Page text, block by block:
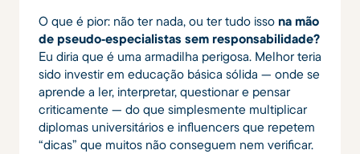
O que é pior: não ter nada, ou ter tudo isso na mão
de pseudo‑especialistas sem responsabilidade?
Eu diria que é uma armadilha perigosa. Melhor teria
sido investir em educação básica sólida — onde se
aprende a ler, interpretar, questionar e pensar
criticamente — do que simplesmente multiplicar
diplomas universitários e influencers que repetem
“dicas” que muitos não conseguem nem verificar.